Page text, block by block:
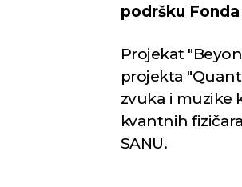
podršku
Projekat
projekta
zvuka i muzike
kvantnih
SANU.
Vedro nebo
23°C